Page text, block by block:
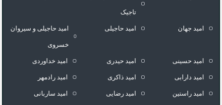
تاجیک
امید جهان امید حاجیلی امید حاجیلی و سیروان
خسروی
امید حسینی امید حیدری امید خداوردی
امید دارابی امید ذاکری امید رادمهر
امید راستین امید رضایی امید ساربانی